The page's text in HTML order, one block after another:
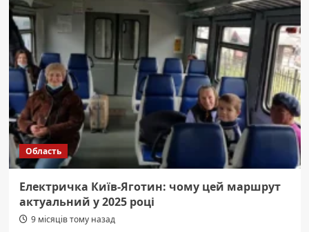
найпопулярніший
приміський
столиці
Область
Електричка Київ-Яготин: чому цей маршрут
актуальний у 2025 році
9 місяців тому назад